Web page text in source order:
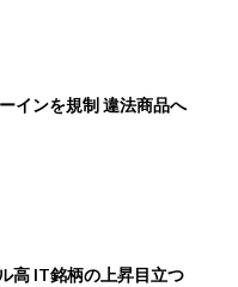
インを規制 違法商品へ
高 IT銘柄の上昇目立つ